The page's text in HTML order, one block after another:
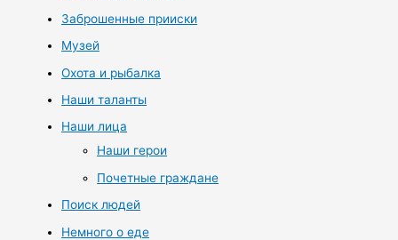
Заброшенные прииски
Музей
Охота и рыбалка
Наши таланты
Наши лица
Наши герои
Почетные граждане
Поиск людей
Немного о еде